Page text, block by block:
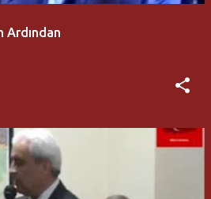
Ardından